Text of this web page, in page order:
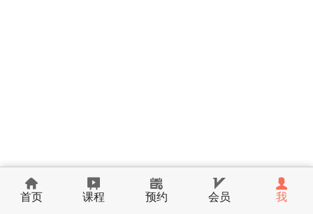
首页 课程 预约 会员 我